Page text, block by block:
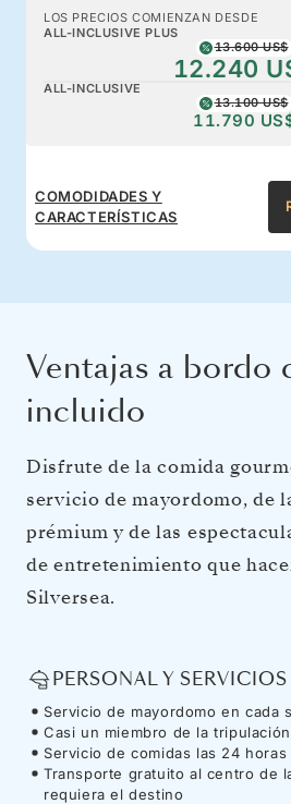
LOS PRECIOS COMIENZAN DESDE
ALL-INCLUSIVE PLUS
13.600 US$
12.240
ALL-INCLUSIVE
13.100 US$
11.790
COMODIDADES Y
CARACTERÍSTICAS
Ventajas a bordo
incluido
Disfrute de la comida
servicio de mayordomo, de
prémium y de las
de entretenimiento que
Silversea.
PERSONAL Y SERVICIOS
Servicio de mayordomo en cada
Casi un miembro de la
Servicio de comidas las 24 horas
Transporte gratuito al centro de
requiera el destino